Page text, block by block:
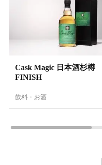
Cask Magic 日本酒杉樽
FINISH
飲料・お酒